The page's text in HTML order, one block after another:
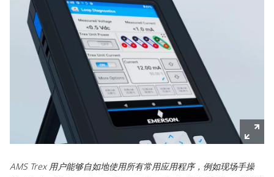
AMS Trex 用户能够自如地使用所有常用应用程序，例如现场手操